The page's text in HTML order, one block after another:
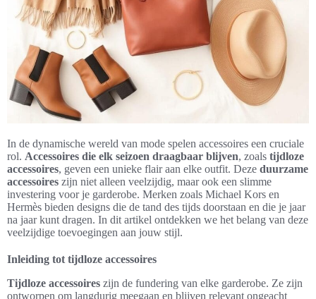
In de dynamische wereld van mode spelen accessoires een cruciale
rol. Accessoires die elk seizoen draagbaar blijven, zoals tijdloze
accessoires, geven een unieke flair aan elke outfit. Deze duurzame
accessoires zijn niet alleen veelzijdig, maar ook een slimme
investering voor je garderobe. Merken zoals Michael Kors en
Hermès bieden designs die de tand des tijds doorstaan en die je jaar
na jaar kunt dragen. In dit artikel ontdekken we het belang van deze
veelzijdige toevoegingen aan jouw stijl.
Inleiding tot tijdloze accessoires
Tijdloze accessoires zijn de fundering van elke garderobe. Ze zijn
ontworpen om langdurig meegaan en blijven relevant ongeacht